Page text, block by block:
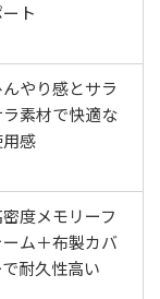
ト
んやり感とサラ
ラ素材で快適な
感
度メモリーフ
ーム＋布製カバ
で耐久性高い